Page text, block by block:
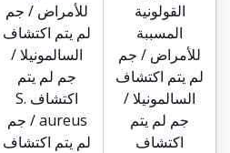
القولونية
المسببة
للأمراض / جم
لم يتم اكتشاف
السالمونيلا /
جم لم يتم
اكتشاف
للأمراض / جم
لم يتم اكتشاف
السالمونيلا /
جم لم يتم
اكتشاف S.
aureus / جم
لم يتم اكتشاف